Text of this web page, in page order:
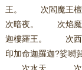
王。 次閻魔王
次暗夜。 次焰
迦樓羅王。 次
印加命迦羅迦?娑